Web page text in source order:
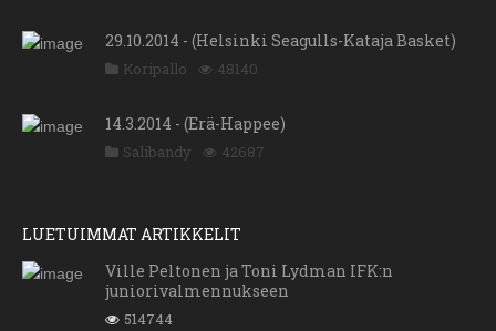
29.10.2014 - (Helsinki Seagulls-Kataja Basket)
Koripallo 48140
14.3.2014 - (Erä-Happee)
Salibandy 42687
LUETUIMMAT ARTIKKELIT
Ville Peltonen ja Toni Lydman IFK:n
juniorivalmennukseen
514744